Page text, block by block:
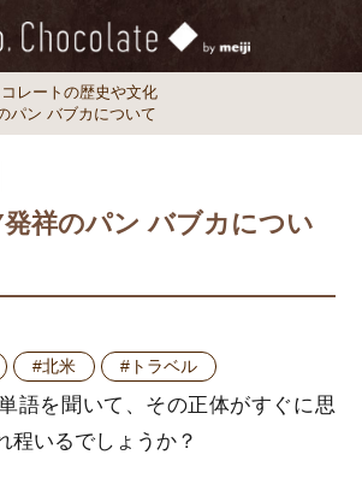
レートの歴史や文化
パン バブカについて
祥のパン バブカについ
#北米 #トラベル
語を聞いて、その正体がすぐに思
程いるでしょうか？